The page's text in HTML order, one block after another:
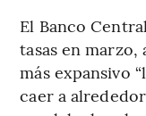
El Banco
tasas en
más expansivo
caer a